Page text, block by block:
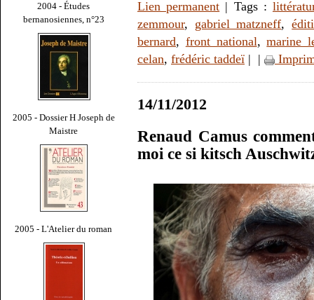
2004 - Études
bernanosiennes, n°23
2005 - Dossier H Joseph de
Maistre
2005 - L'Atelier du roman
Lien permanent | Tags :
zemmour, gabriel matzneff,
bernard, front national,marine
celan, frédéric taddeï | |
14/11/2012
Renaud Camus
moi ce si kitsch